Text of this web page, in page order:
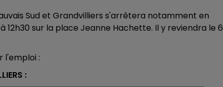
LA TEAM DU WEEK-END
Sud et Grandvilliers s'arrêtera notamment en
12h30 sur la place Jeanne Hachette. Il y reviendra le 6
l'emploi :
: